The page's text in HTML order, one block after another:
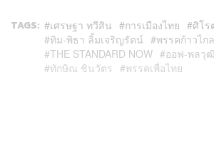
TAGS: เศรษฐา ทวีสิน การเมืองไทย
ศิโร
ทิม-พิธา ลิ้มเจริญรัตน์
พรรคก้าวไกล
THE STANDARD NOW
ออฟ-พลวุ
ทักษิณ ชินวัตร
พรรคเพื่อไทย